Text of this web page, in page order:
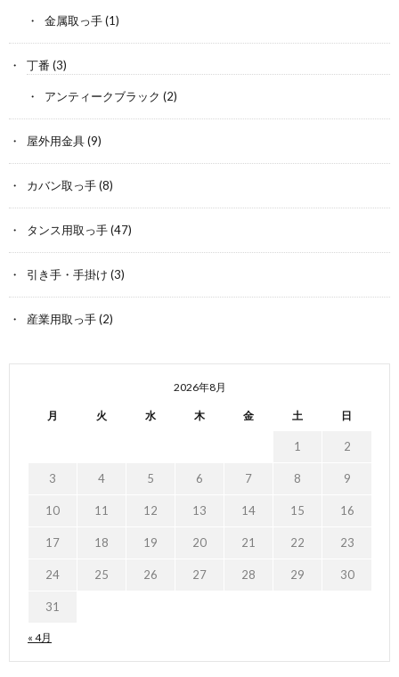
金属取っ手(1)
丁番 (3)
アンティークブラック (2)
屋外用金具(9)
カバン取っ手(8)
タンス用取っ手(47)
引き手・手掛け (3)
産業用取っ手(2)
2026年8月
月 火 水 木 金 土 日
« 4月
1 2
3 4 5 6 7 8 9
10 11 12 13 14 15 16
17 18 19 20 21 22 23
24 25 26 27 28 29 30
31